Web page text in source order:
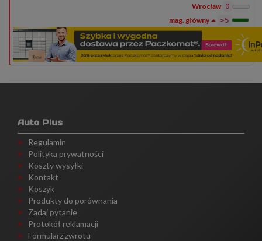
Wrocław 0
>5
Auto Plus
Regulamin
Polityka prywatności
Koszty wysyłki
Kontakt
Koszyk
Produkty do porównania
Zadaj pytanie
Protokół reklamacji
Formularz zwrotu